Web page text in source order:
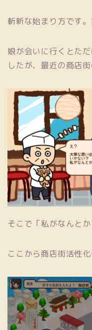
斬新な始まり方です
娘が会いに行くとた
したが、最近の商店
そこで「私がなんと
ここから商店街活性